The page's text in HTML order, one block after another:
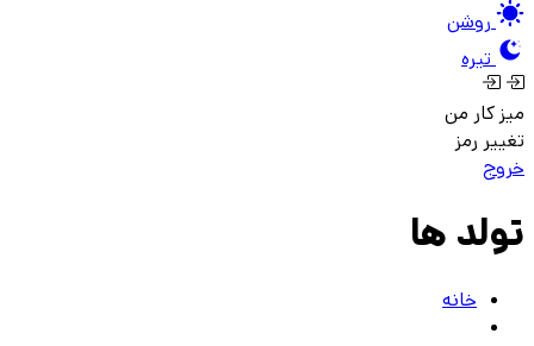
روشن
تیره
میز کار من
تغییر رمز
خروج
تولد ها
خانه